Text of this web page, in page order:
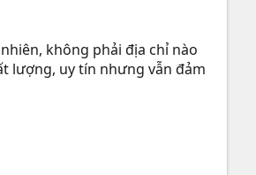
không phải địa chỉ nào
lượng, uy tín nhưng vẫn đảm